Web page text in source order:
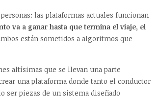
las plataformas actuales funcionan
va a ganar hasta que termina el viaje, el
están sometidos a algoritmos que
altísimas que se llevan una parte
una plataforma donde tanto el conductor
ser piezas de un sistema diseñado